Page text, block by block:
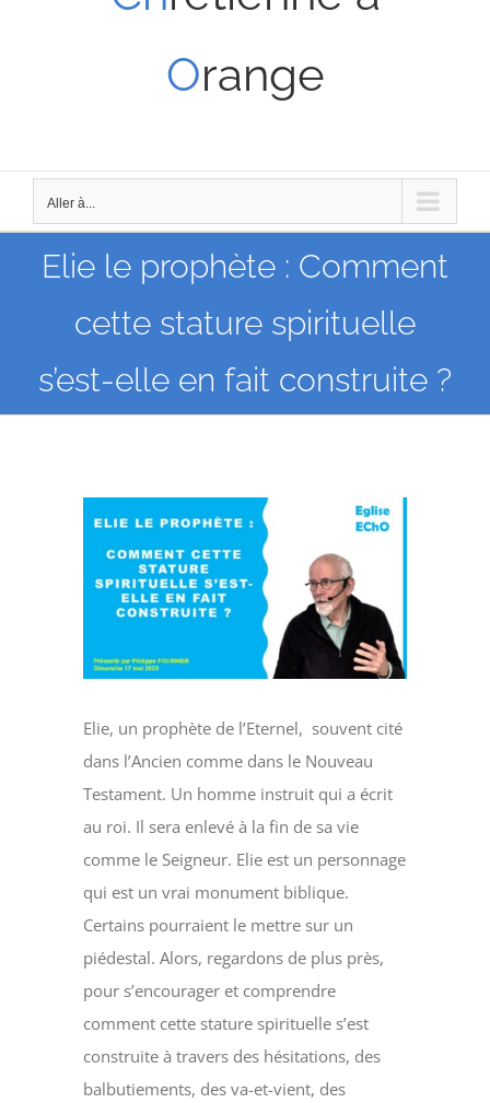
Orange
Aller à...
Elie le prophète : Comment
cette stature spirituelle
s’est-elle en fait construite ?
Voir
l'image
agrandie
Elie, un prophète de l’Eternel, souvent cité
dans l’Ancien comme dans le Nouveau
Testament. Un homme instruit qui a écrit
au roi. Il sera enlevé à la fin de sa vie
comme le Seigneur. Elie est un personnage
qui est un vrai monument biblique.
Certains pourraient le mettre sur un
piédestal. Alors, regardons de plus près,
pour s’encourager et comprendre
comment cette stature spirituelle s’est
construite à travers des hésitations, des
balbutiements, des va-et-vient, des